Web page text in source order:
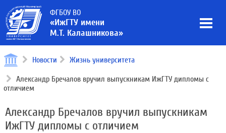
ФГБОУ ВО
«ИжГТУ имени
М.Т. Калашникова»
Новости Жизнь университета
Александр Бречалов вручил выпускникам ИжГТУ дипломы с
отличием
Александр Бречалов вручил выпускникам
ИжГТУ дипломы с отличием